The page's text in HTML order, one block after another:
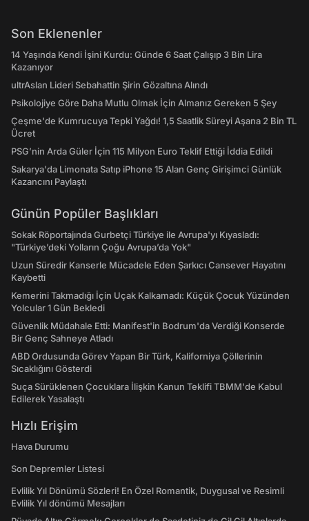
Son Eklenenler
14 Yaşında Kendi İşini Kurdu: Günde 6 Saat Çalışıp 3 Bin Lira
Kazanıyor
ultrAslan Lideri Sebahattin Şirin Gözaltına Alındı
Psikolojiye Göre Daha Mutlu Olmak İçin Almanız Gereken 5 Şey
Çeşme'de Kumrucuya Tepki Yağdı! 1,5 Saatlik Süreyi Aşana 2 Bin TL
Ücret
PSG’nin Arda Güler İçin 115 Milyon Euro Teklif Ettiği İddia Edildi
Sakarya'da Limonata Satıp iPhone 15 Alan Genç Girişimci Günlük
Kazancını Paylaştı
Günün Popüler Başlıkları
Sokak Röportajında Gurbetçi Türkiye ile Avrupa'yı Kıyasladı:
"Türkiye’deki Yolların Çoğu Avrupa’da Yok"
Uzun Süredir Kanserle Mücadele Eden Şarkıcı Cansever Hayatını
Kaybetti
Kemerini Takmadığı İçin Uçak Kalkamadı: Küçük Çocuk Yüzünden
Yolcular 1 Gün Bekledi
Güvenlik Müdahale Etti: Manifest'in Bodrum'da Verdiği Konserde
Bir Genç Sahneye Atladı
ABD Ordusunda Görev Yapan Bir Türk, Kaliforniya Çöllerinin
Sıcaklığını Gösterdi
Suça Sürüklenen Çocuklara İlişkin Kanun Teklifi TBMM'de Kabul
Edilerek Yasalaştı
Hızlı Erişim
Hava Durumu
Son Depremler Listesi
Evlilik Yıl Dönümü Sözleri! En Özel Romantik, Duygusal ve Resimli
Evlilik Yıl dönümü Mesajları